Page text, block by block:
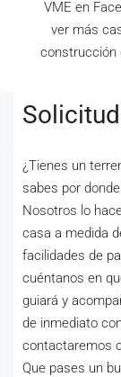
VME en
ver más
construcción
¿Tienes un
sabes por
Nosotros lo
casa a medida
facilidades de
cuéntanos en
guiará y
de inmediato
contactaremos
Que pases un